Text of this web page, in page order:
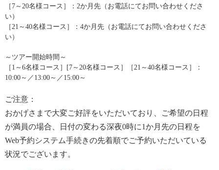
［7～20名様コース］：2か月先（お電話にてお問い合わせくださ
い）
［21～40名様コース］：4か月先（お電話にてお問い合わせくださ
い）
～ツアー開始時間～
［1～6名様コース］[7～20名様コース］［21～40名様コース］：
10:00～／13:00～／15:00～
ご注意：
おかげさまで大変ご好評をいただいており、ご希望の日程
が満員の場合、日付の変わる深夜0時に1か月先の日程を
Web予約システム手続きの先着順でご予約いただいている
状況でございます。